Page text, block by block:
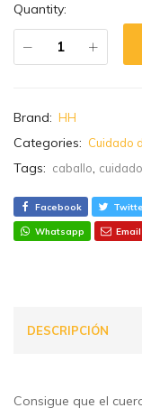
Quantity:
Brand: HH
Categories: Cuidado
Tags: caballo,
Facebook
Whatsapp Email
DESCRIPCIÓN
Consigue que el